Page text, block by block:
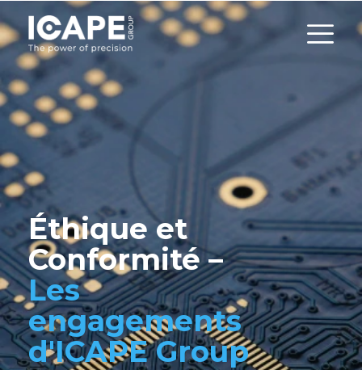
Éthique et
Conformité –
Les
engagements
d'ICAPE Group